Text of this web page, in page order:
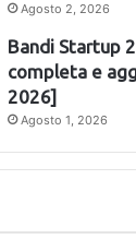
Agosto 2, 2026
Bandi Startup
completa e
2026]
Agosto 1, 2026